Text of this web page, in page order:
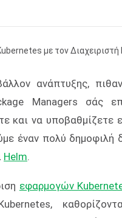
ανάπτυξης,
Managers σάς
και να υποβαθμίζετε
έναν πολύ δημοφιλή
Helm
εφαρμογών